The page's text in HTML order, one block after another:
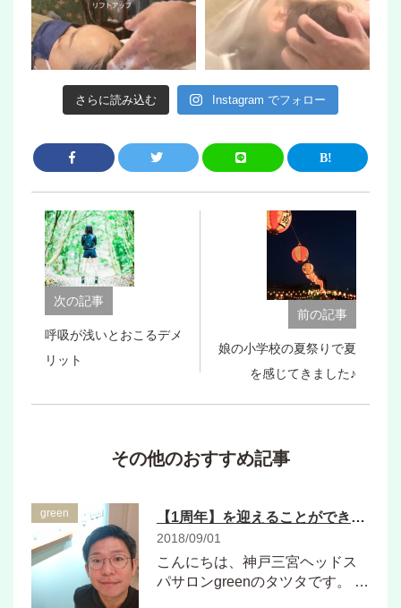
さらに読み込む Instagram でフォロー
次の記事
呼吸が浅いとおこるデメ
リット
前の記事
娘の小学校の夏祭りで夏
を感じてきました♪
その他のおすすめ記事
green 【1周年】を迎えることができました、感謝。。。＆ 9月のLINE特典♪
2018/09/01
こんにちは、神戸三宮ヘッドス
パサロンgreenのタツタです。 …